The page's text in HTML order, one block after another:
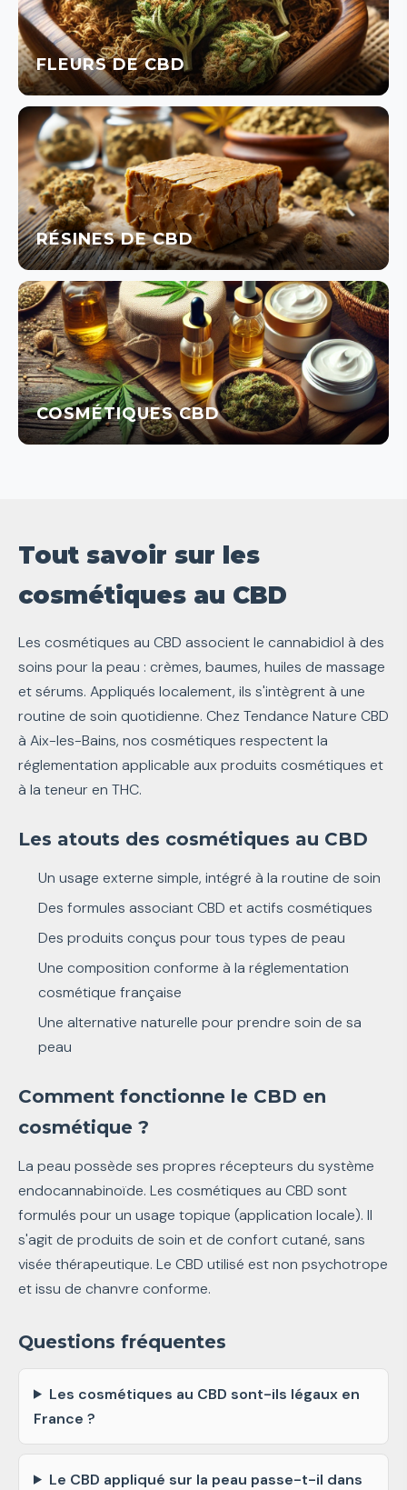
FLEURS DE CBD
RÉSINES DE CBD
COSMÉTIQUES CBD
Tout savoir sur les
cosmétiques au CBD
Les cosmétiques au CBD associent le cannabidiol à des
soins pour la peau : crèmes, baumes, huiles de massage
et sérums. Appliqués localement, ils s'intègrent à une
routine de soin quotidienne. Chez Tendance Nature CBD
à Aix-les-Bains, nos cosmétiques respectent la
réglementation applicable aux produits cosmétiques et
à la teneur en THC.
Les atouts des cosmétiques au CBD
Un usage externe simple, intégré à la routine de soin
Des formules associant CBD et actifs cosmétiques
Des produits conçus pour tous types de peau
Une composition conforme à la réglementation
cosmétique française
Une alternative naturelle pour prendre soin de sa
peau
Comment fonctionne le CBD en
cosmétique ?
La peau possède ses propres récepteurs du système
endocannabinoïde. Les cosmétiques au CBD sont
formulés pour un usage topique (application locale). Il
s'agit de produits de soin et de confort cutané, sans
visée thérapeutique. Le CBD utilisé est non psychotrope
et issu de chanvre conforme.
Questions fréquentes
Les cosmétiques au CBD sont-ils légaux en
France ?
Le CBD appliqué sur la peau passe-t-il dans